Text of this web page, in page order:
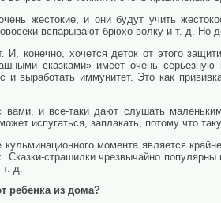
жестокие, и они будут учить
вспарывают брюхо волку и т. д. Но
И, конечно, хочется деток от этого
сказками» имеет очень серьезную
выработать иммунитет. Это как
и все-таки дают слушать
может испугаться, заплакать, потому что
момента является
Сказки-страшилки чрезвычайно
д.
ребенка из дома?